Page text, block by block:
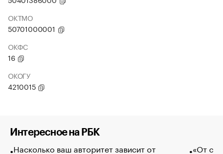
ОКТМО
50701000001
ОКФС
16
ОКОГУ
4210015
Интересное на РБК
Насколько ваш авторитет зависит от
«От